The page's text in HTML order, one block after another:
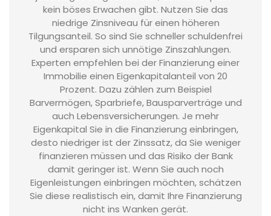
kein böses Erwachen gibt. Nutzen Sie das
niedrige Zinsniveau für einen höheren
Tilgungsanteil. So sind Sie schneller schuldenfrei
und ersparen sich unnötige Zinszahlungen.
Experten empfehlen bei der Finanzierung einer
Immobilie einen Eigenkapitalanteil von 20
Prozent. Dazu zählen zum Beispiel
Barvermögen, Sparbriefe, Bausparverträge und
auch Lebensversicherungen. Je mehr
Eigenkapital Sie in die Finanzierung einbringen,
desto niedriger ist der Zinssatz, da Sie weniger
finanzieren müssen und das Risiko der Bank
damit geringer ist. Wenn Sie auch noch
Eigenleistungen einbringen möchten, schätzen
Sie diese realistisch ein, damit Ihre Finanzierung
nicht ins Wanken gerät.